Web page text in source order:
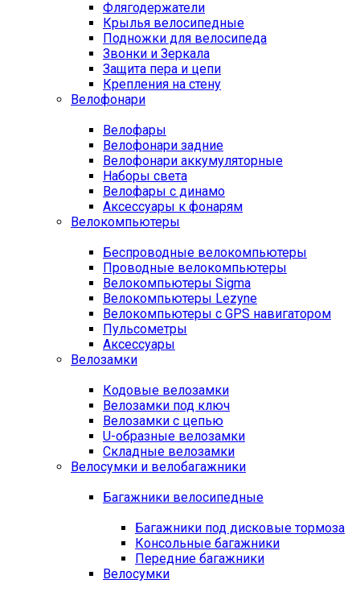
Флягодержатели
Крылья велосипедные
Подножки для велосипеда
Звонки и Зеркала
Защита пера и цепи
Крепления на стену
Велофонари
Велофары
Велофонари задние
Велофонари аккумуляторные
Наборы света
Велофары с динамо
Аксессуары к фонарям
Велокомпьютеры
Беспроводные велокомпьютеры
Проводные велокомпьютеры
Велокомпьютеры Sigma
Велокомпьютеры Lezyne
Велокомпьютеры с GPS навигатором
Пульсометры
Аксессуары
Велозамки
Кодовые велозамки
Велозамки под ключ
Велозамки с цепью
U-образные велозамки
Складные велозамки
Велосумки и велобагажники
Багажники велосипедные
Багажники под дисковые тормоза
Консольные багажники
Передние багажники
Велосумки